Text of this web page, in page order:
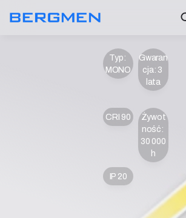
Żywot
ność:
30 000
h
Gwaran
cja: 3
lata
Typ:
MONO
IP 20
CRI 90